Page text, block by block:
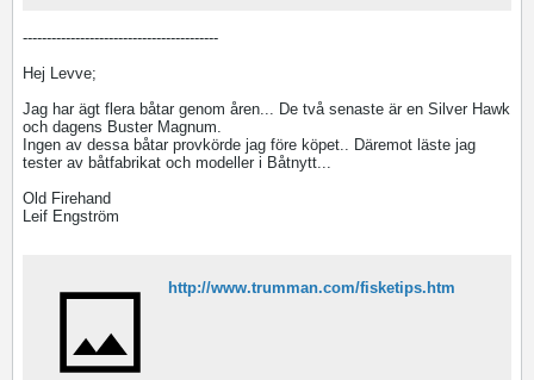
-----------------------------------------
Hej Levve;
Jag har ägt flera båtar genom åren... De två senaste är en Silver Hawk
och dagens Buster Magnum.
Ingen av dessa båtar provkörde jag före köpet.. Däremot läste jag
tester av båtfabrikat och modeller i Båtnytt...
Old Firehand
Leif Engström
http://www.trumman.com/fisketips.htm